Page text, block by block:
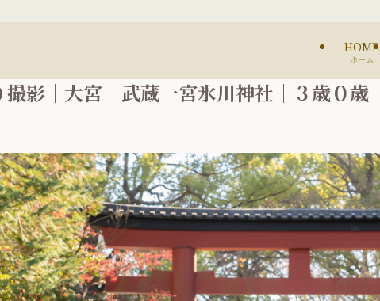
HOME
ホーム
撮影｜大宮 武蔵一宮氷川神社｜３歳０歳